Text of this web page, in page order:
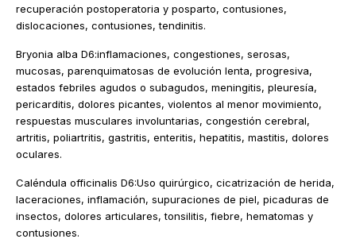
recuperación postoperatoria y posparto, contusiones,
dislocaciones, contusiones, tendinitis.
Bryonia alba D6:inflamaciones, congestiones, serosas,
mucosas, parenquimatosas de evolución lenta, progresiva,
estados febriles agudos o subagudos, meningitis, pleuresía,
pericarditis, dolores picantes, violentos al menor movimiento,
respuestas musculares involuntarias, congestión cerebral,
artritis, poliartritis, gastritis, enteritis, hepatitis, mastitis, dolores
oculares.
Caléndula officinalis D6:Uso quirúrgico, cicatrización de herida,
laceraciones, inflamación, supuraciones de piel, picaduras de
insectos, dolores articulares, tonsilitis, fiebre, hematomas y
contusiones.